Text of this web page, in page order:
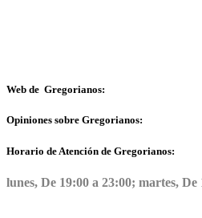
Web de Gregorianos:
Opiniones sobre Gregorianos:
Horario de Atención de Gregorianos:
lunes, De 19:00 a 23:00; martes,